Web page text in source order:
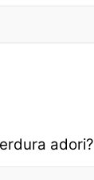
adori?